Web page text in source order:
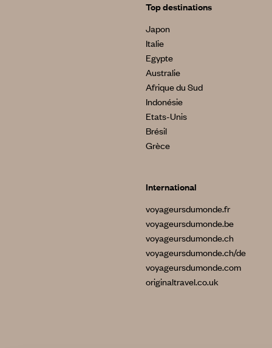
Top destinations
Japon
Italie
Egypte
Australie
Afrique du Sud
Indonésie
Etats-Unis
Brésil
Grèce
International
voyageursdumonde.fr
voyageursdumonde.be
voyageursdumonde.ch
voyageursdumonde.ch/de
voyageursdumonde.com
originaltravel.co.uk